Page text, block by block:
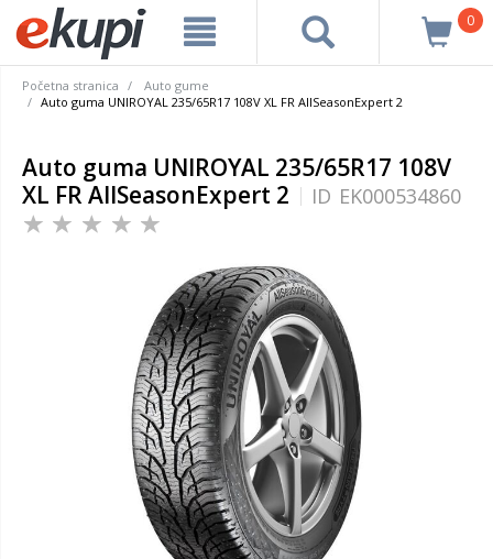
0
Početna stranica
Auto gume
Auto guma UNIROYAL 235/65R17 108V XL FR AllSeasonExpert 2
Auto guma UNIROYAL 235/65R17 108V
XL FR AllSeasonExpert 2
ID EK000534860